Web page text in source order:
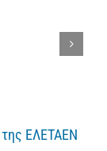
της ΕΛΕΤΑΕΝ